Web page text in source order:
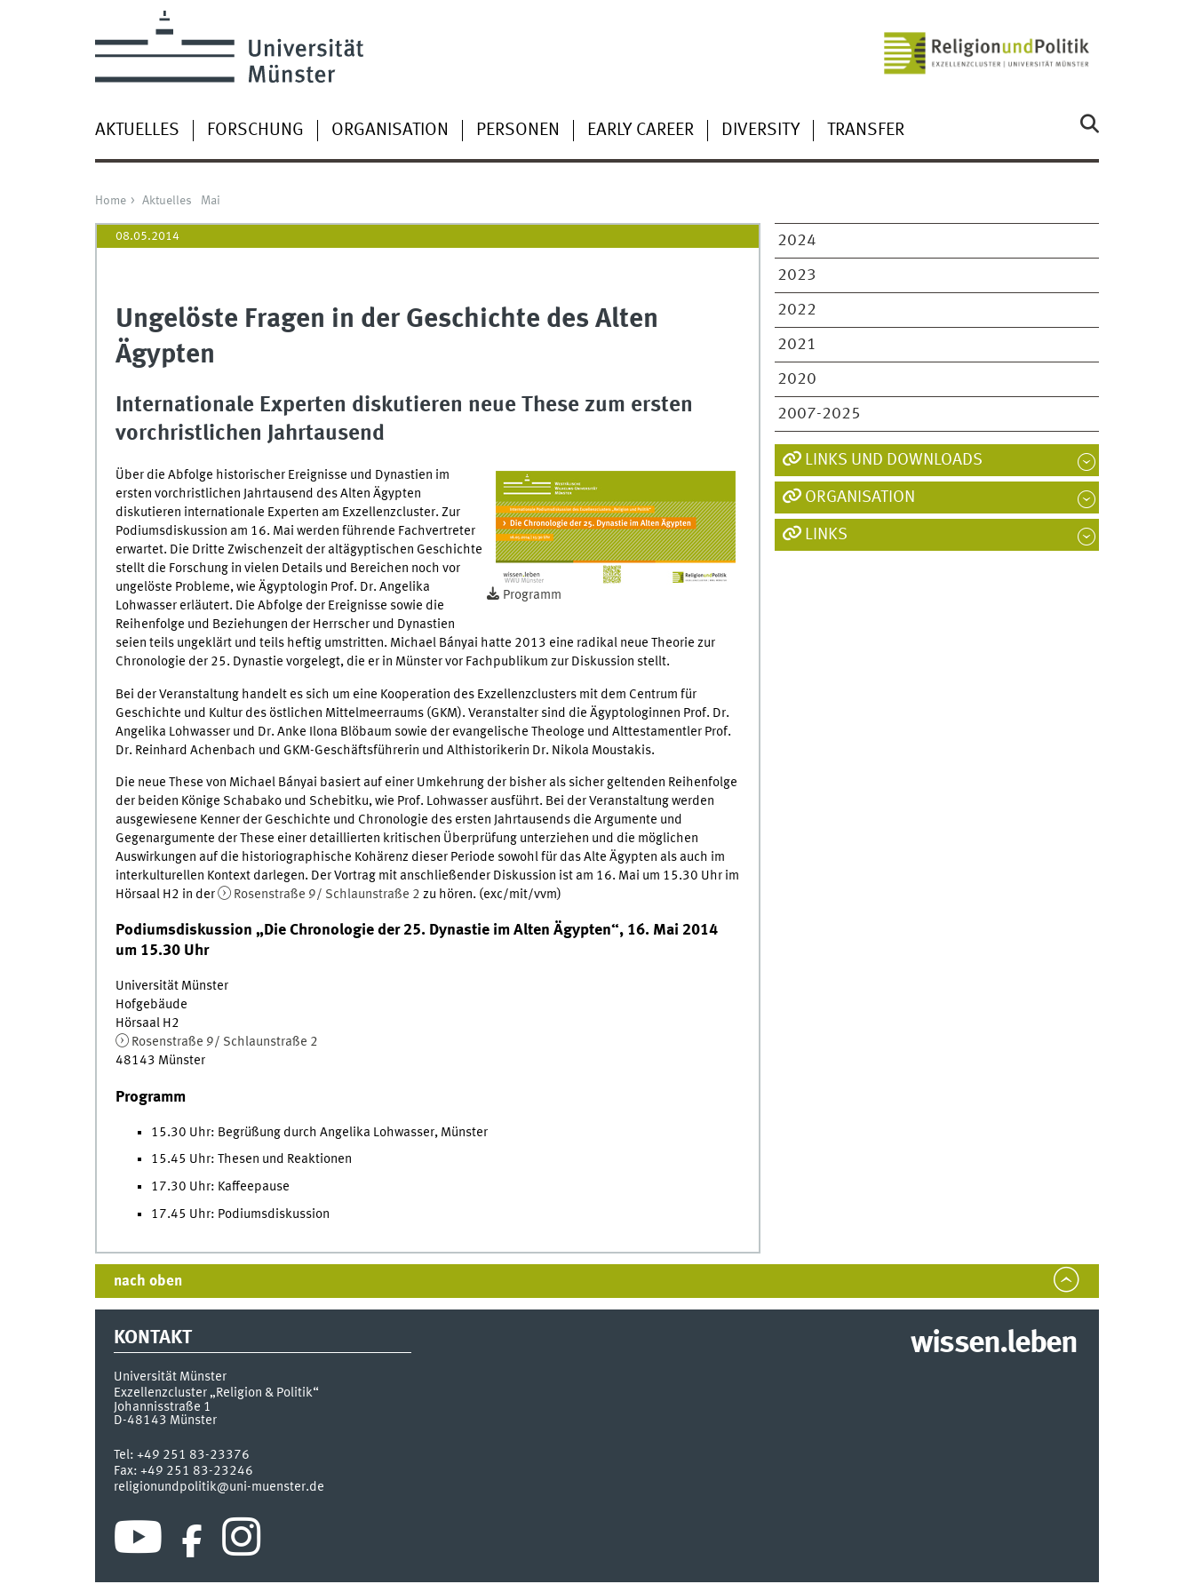
AKTUELLES FORSCHUNG ORGANISATION PERSONEN EARLY CAREER DIVERSITY TRANSFER
Home Aktuelles Mai
2024
2023
2022
2021
2020
2007-2025
08.05.2014
Ungelöste Fragen in der Geschichte des Alten
Ägypten
Internationale Experten diskutieren neue These zum ersten
vorchristlichen Jahrtausend
Programm
Über die Abfolge historischer Ereignisse und Dynastien im
ersten vorchristlichen Jahrtausend des Alten Ägypten
diskutieren internationale Experten am Exzellenzcluster. Zur
Podiumsdiskussion am 16. Mai werden führende Fachvertreter
erwartet. Die Dritte Zwischenzeit der altägyptischen Geschichte
stellt die Forschung in vielen Details und Bereichen noch vor
ungelöste Probleme, wie Ägyptologin Prof. Dr. Angelika
Lohwasser erläutert. Die Abfolge der Ereignisse sowie die
Reihenfolge und Beziehungen der Herrscher und Dynastien
seien teils ungeklärt und teils heftig umstritten. Michael Bányai hatte 2013 eine radikal neue Theorie zur
Chronologie der 25. Dynastie vorgelegt, die er in Münster vor Fachpublikum zur Diskussion stellt.
Bei der Veranstaltung handelt es sich um eine Kooperation des Exzellenzclusters mit dem Centrum für
Geschichte und Kultur des östlichen Mittelmeerraums (GKM). Veranstalter sind die Ägyptologinnen Prof. Dr.
Angelika Lohwasser und Dr. Anke Ilona Blöbaum sowie der evangelische Theologe und Alttestamentler Prof.
Dr. Reinhard Achenbach und GKM-Geschäftsführerin und Althistorikerin Dr. Nikola Moustakis.
Die neue These von Michael Bányai basiert auf einer Umkehrung der bisher als sicher geltenden Reihenfolge
der beiden Könige Schabako und Schebitku, wie Prof. Lohwasser ausführt. Bei der Veranstaltung werden
ausgewiesene Kenner der Geschichte und Chronologie des ersten Jahrtausends die Argumente und
Gegenargumente der These einer detaillierten kritischen Überprüfung unterziehen und die möglichen
Auswirkungen auf die historiographische Kohärenz dieser Periode sowohl für das Alte Ägypten als auch im
interkulturellen Kontext darlegen. Der Vortrag mit anschließender Diskussion ist am 16. Mai um 15.30 Uhr im
Hörsaal H2 in der
Rosenstraße 9/ Schlaunstraße 2 zu hören. (exc/mit/vvm)
Podiumsdiskussion „Die Chronologie der 25. Dynastie im Alten Ägypten“, 16. Mai 2014
um 15.30 Uhr
Universität Münster
Hofgebäude
Hörsaal H2
Rosenstraße 9/ Schlaunstraße 2
48143 Münster
Programm
15.30 Uhr: Begrüßung durch Angelika Lohwasser, Münster
15.45 Uhr: Thesen und Reaktionen
17.30 Uhr: Kaffeepause
17.45 Uhr: Podiumsdiskussion
LINKS UND DOWNLOADS
ORGANISATION
LINKS
nach oben
KONTAKT
Universität Münster
Exzellenzcluster „Religion & Politik“
Johannisstraße 1
D-48143 Münster
Tel: +49 251 83-23376
Fax: +49 251 83-23246
religionundpolitik@uni-muenster.de
wissen.leben